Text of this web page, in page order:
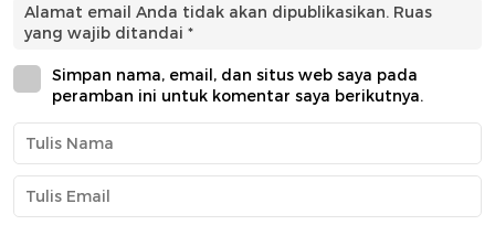
Alamat email Anda tidak akan dipublikasikan. Ruas
yang wajib ditandai *
Simpan nama, email, dan situs web saya pada
peramban ini untuk komentar saya berikutnya.